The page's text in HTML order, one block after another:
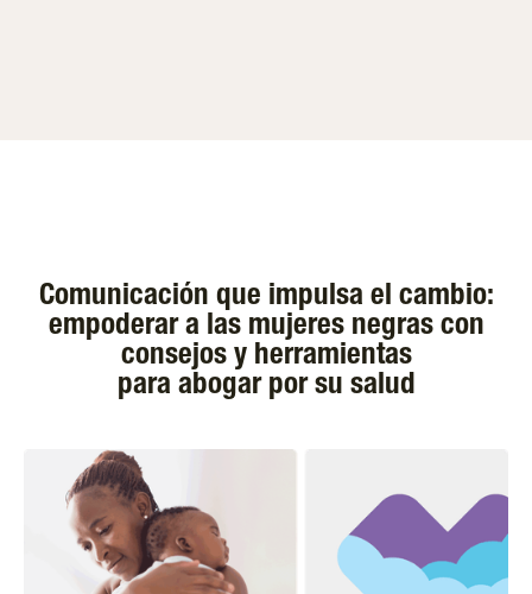
Comunicación que impulsa el cambio:
empoderar a las mujeres negras con
consejos y herramientas
para abogar por su salud